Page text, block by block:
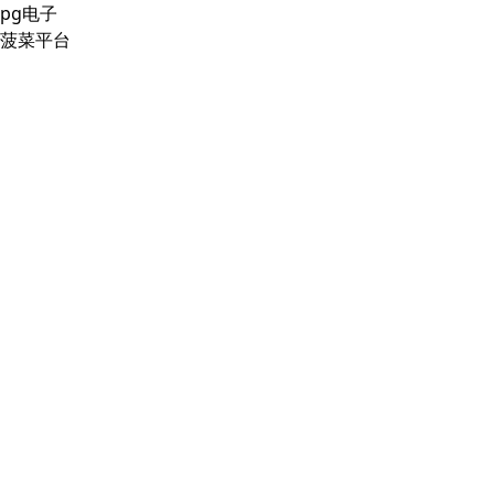
pg电子
菠菜平台